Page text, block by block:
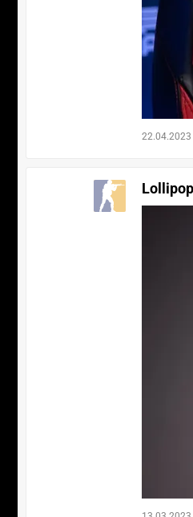
22.04.2023